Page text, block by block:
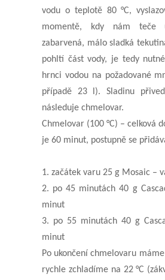
vodu o teplotě 80 °C,
momentě, kdy nám teče
zabarvená, málo sladká
pohltí část vody, je tedy
hrnci vodou na požadované
případě 23l). Sladinu
následuje chmelovar.
Chmelovar (100 °C) – celková
je 60 minut, postupně se
1. začátek varu 25 g Mosaic –
2. po45 minutách40 g
minut
3. po 55 minutách 40 g
minut
Po ukončení chmelovaru
rychle zchladíme na 22 °C